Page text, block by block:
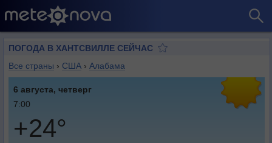
ПОГОДА В ХАНТСВИЛЛЕ СЕЙЧАС
Все страны › США › Алабама
6 августа, четверг
7:00
+24°